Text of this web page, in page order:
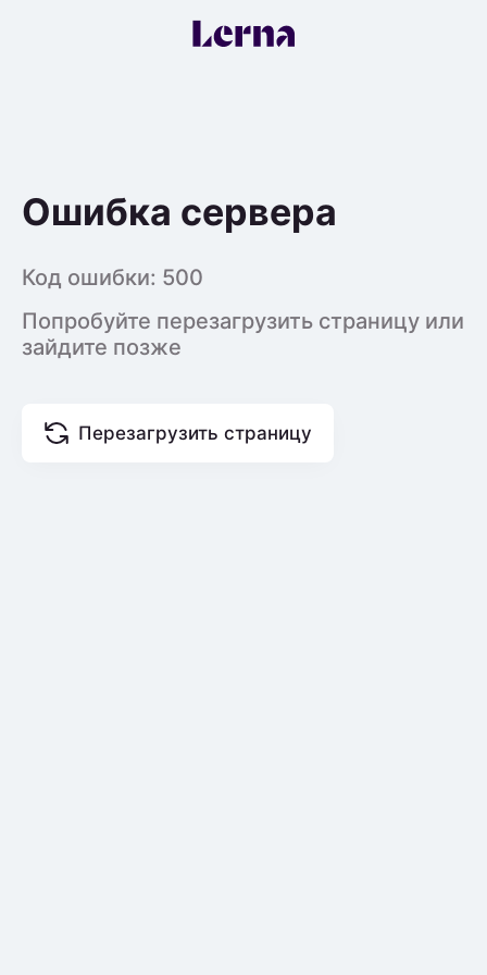
Ошибка сервера
Код ошибки: 500
Попробуйте перезагрузить страницу или
зайдите позже
Перезагрузить страницу